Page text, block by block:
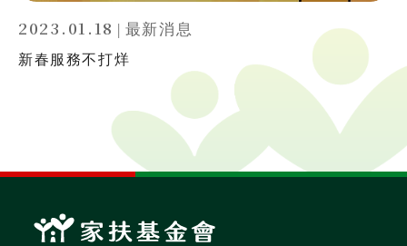
2023.01.18 | 最新消息
新春服務不打烊